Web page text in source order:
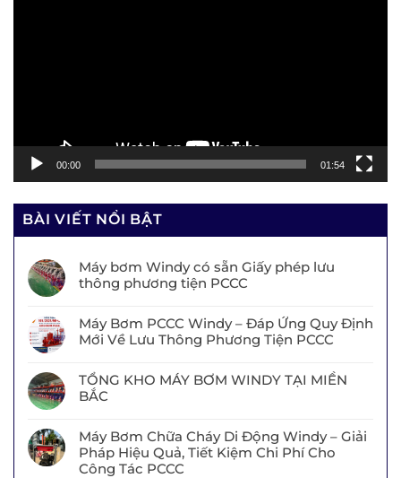
00:00 01:54
BÀI VIẾT NỔI BẬT
Máy bơm Windy có sẵn Giấy phép lưu
thông phương tiện PCCC
Máy Bơm PCCC Windy – Đáp Ứng Quy Định
Mới Về Lưu Thông Phương Tiện PCCC
TỔNG KHO MÁY BƠM WINDY TẠI MIỀN
BẮC
Máy Bơm Chữa Cháy Di Động Windy – Giải
Pháp Hiệu Quả, Tiết Kiệm Chi Phí Cho
Công Tác PCCC